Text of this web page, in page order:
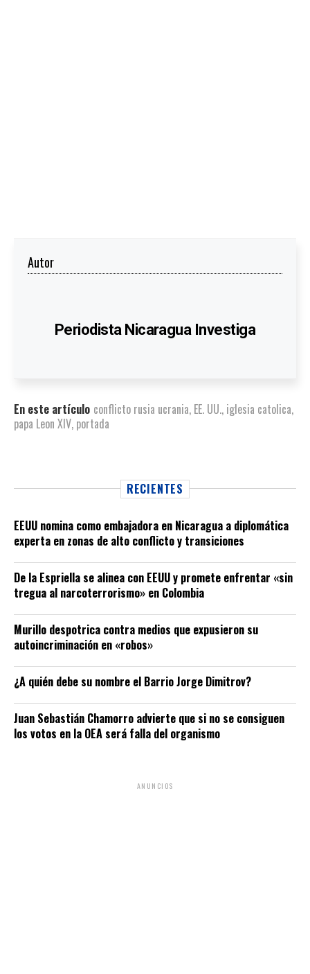
Autor
Periodista Nicaragua Investiga
En este artículo conflicto rusia ucrania, EE. UU., iglesia catolica,
papa Leon XIV, portada
RECIENTES
EEUU nomina como embajadora en Nicaragua a diplomática
experta en zonas de alto conflicto y transiciones
De la Espriella se alinea con EEUU y promete enfrentar «sin
tregua al narcoterrorismo» en Colombia
Murillo despotrica contra medios que expusieron su
autoincriminación en «robos»
¿A quién debe su nombre el Barrio Jorge Dimitrov?
Juan Sebastián Chamorro advierte que si no se consiguen
los votos en la OEA será falla del organismo
ANUNCIOS